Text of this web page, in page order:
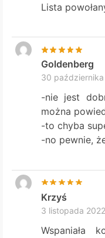
Lista
Goldenberg
30
-nie jest
można
-to chyba
-no pewnie,
Krzyś
3 listopada 2022
Wspaniała